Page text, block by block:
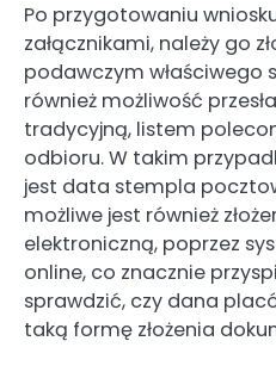
Po przygotowaniu
załącznikami, należy go
podawczym właściwego
również możliwość
tradycyjną, listem
odbioru. W takim
jest data stempla
możliwe jest również
elektroniczną, poprzez
online, co znacznie
sprawdzić, czy dana
taką formę złożenia